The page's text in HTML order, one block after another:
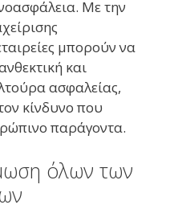
Με την
μπορούν να
και
ασφαλείας,
κίνδυνο που
παράγοντα.
όλων των